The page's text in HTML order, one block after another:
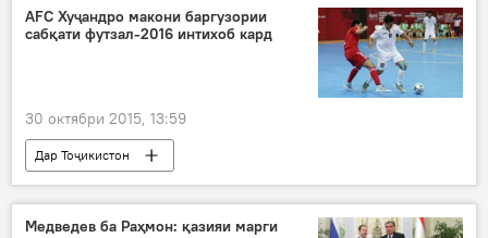
Қундуз
Дашти Арча
Дашти Арча
ақибнишинӣ
Толибон
ҷангӣ
AFC Хуҷандро макони баргузории
сабқати футзал-2016 интихоб кард
30 октябри 2015, 13:59
Дар Тоҷикистон
Навигариҳои варзиши Тоҷикистон
Дар ҷаҳон
Иҷтимоъ
Ҳамаи хабарҳо
Медведев ба Раҳмон: қазияи марги